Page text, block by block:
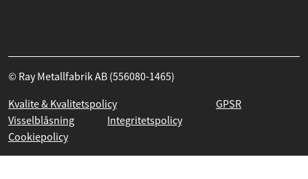
© Ray Metallfabrik AB (556080-1465)
Kvalite & Kvalitetspolicy